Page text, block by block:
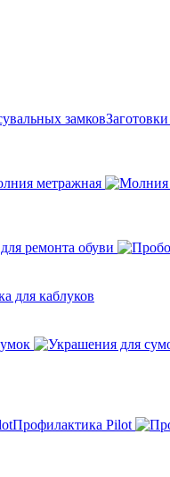
метражная
ремонта обуви
для каблуков
Профилактика Pilot